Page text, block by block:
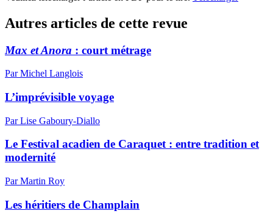
Autres articles de cette revue
Max et Anora : court métrage
Par Michel Langlois
L’imprévisible voyage
Par Lise Gaboury-Diallo
Le Festival acadien de Caraquet : entre tradition et
modernité
Par Martin Roy
Les héritiers de Champlain